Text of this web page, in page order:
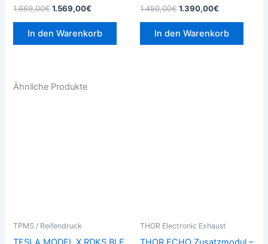
1.669,00€1.569,00€
In den Warenkorb
1.450,00€1.390,00€
In den Warenkorb
Ähnliche Produkte
TPMS / Reifendruck THOR Electronic Exhaust